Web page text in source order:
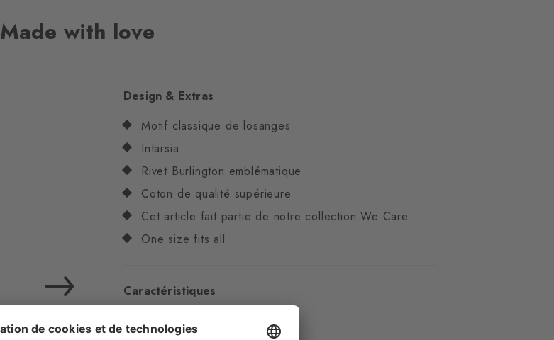
Made with love
Design & Extras
Motif classique de losanges
Intarsia
Rivet Burlington emblématique
Coton de qualité supérieure
Cet article fait partie de notre collection We Care
One size fits all
Caractéristiques
Genre
Femmes